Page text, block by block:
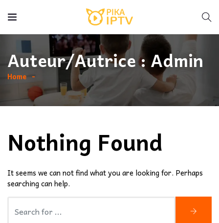
Auteur/autrice :Admin
Home
Nothing Found
It seems we can not find what you are looking for. Perhaps
searching can help.